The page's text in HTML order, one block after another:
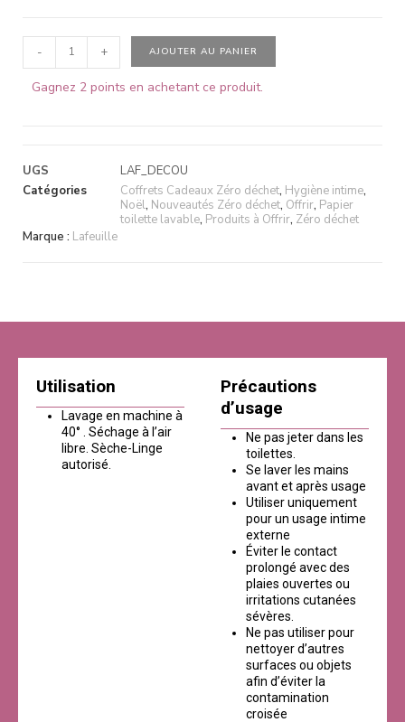
- + AJOUTER AU PANIER
Gagnez 2 points en achetant ce produit.
UGS
LAF_DECOU
Catégories
Coffrets Cadeaux Zéro déchet, Hygiène intime,
Noël, Nouveautés Zéro déchet, Offrir, Papier
toilette lavable, Produits à Offrir, Zéro déchet
Marque : Lafeuille
Utilisation
Lavage en machine à
40° . Séchage à l’air
libre. Sèche-Linge
autorisé.
Précautions
d’usage
Ne pas jeter dans les
toilettes.
Se laver les mains
avant et après usage
Utiliser uniquement
pour un usage intime
externe
Éviter le contact
prolongé avec des
plaies ouvertes ou
irritations cutanées
sévères.
Ne pas utiliser pour
nettoyer d’autres
surfaces ou objets
afin d’éviter la
contamination
croisée